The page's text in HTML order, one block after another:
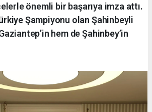
önemli bir başarıya imza attı.
Şampiyonu olan Şahinbeyli
hem de Şahinbey’in